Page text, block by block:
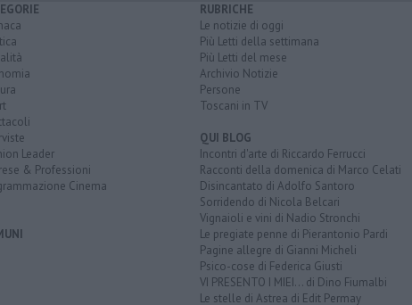
Leader
& Professioni
Cinema
RUBRICHE
Le notizie di oggi
Più Letti della settimana
Più Letti del mese
Archivio Notizie
Persone
Toscani in TV
QUI BLOG
Incontri d'arte di Riccardo Ferrucci
Racconti della domenica di Marco Celati
Disincantato di Adolfo Santoro
Sorridendo di Nicola Belcari
Vignaioli e vini di Nadio Stronchi
Le pregiate penne di Pierantonio Pardi
Pagine allegre di Gianni Micheli
Psico-cose di Federica Giusti
VI PRESENTO I MIEI... di Dino Fiumalbi
Le stelle di Astrea di Edit Permay